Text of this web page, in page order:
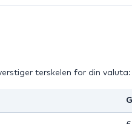
terskelen for din valuta: